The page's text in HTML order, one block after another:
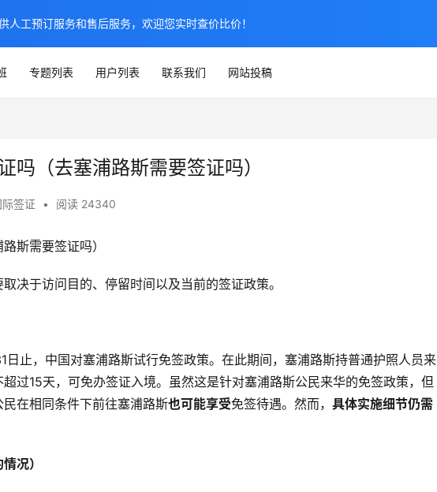
专题列表 用户列表 联系我们 网站投稿
吗（去塞浦路斯需要签证吗）
际签证 • 阅读 24340
斯需要签证吗）
决于访问目的、停留时间以及当前的签证政策。
止，中国对塞浦路斯试行免签政策。在此期间，塞浦路斯持普通护照人员来
过15天，可免办签证入境。虽然这是针对塞浦路斯公民来华的免签政策，但
在相同条件下前往塞浦路斯也可能享受免签待遇。然而， 具体实施细节仍需
况）
工预订服务和售后服务，欢迎您实时查价比价！